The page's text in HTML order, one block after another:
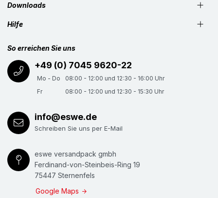
Downloads
Hilfe
So erreichen Sie uns
+49 (0) 7045 9620-22
Mo - Do
08:00 - 12:00 und 12:30 - 16:00 Uhr
Fr
08:00 - 12:00 und 12:30 - 15:30 Uhr
info@eswe.de
Schreiben Sie uns per E-Mail
eswe versandpack gmbh
Ferdinand-von-Steinbeis-Ring 19
75447 Sternenfels
Google Maps